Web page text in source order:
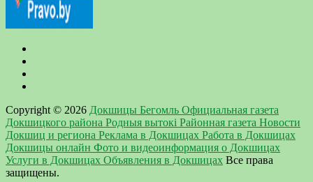
Copyright © 2026 Докшицы Бегомль Официальная газета
Докшицкого района Родныя вытокi Районная газета Новости
Докшиц и региона Реклама в Докшицах Работа в Докшицах
Докшицы онлайн Фото и видеоинформация о Докшицах
Услуги в Докшицах Объявления в Докшицах Все права
защищены.